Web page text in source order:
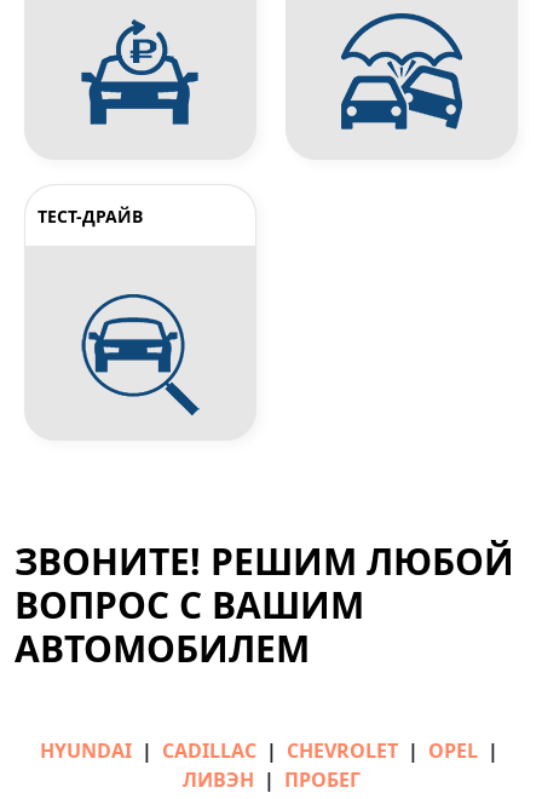
ТЕСТ-ДРАЙВ
ЗВОНИТЕ! РЕШИМ ЛЮБОЙ
ВОПРОС С ВАШИМ
АВТОМОБИЛЕМ
HYUNDAI| CADILLAC| CHEVROLET| OPEL|
ЛИВЭН | ПРОБЕГ